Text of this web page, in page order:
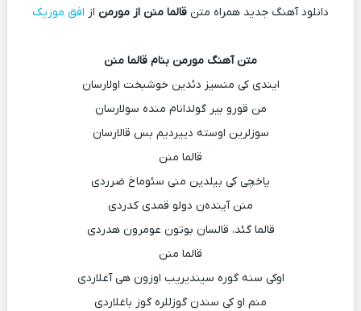
دانلود آهنگ جدید همراه متن قالما منن از مورمن از افق موزیک
متن آهنگ مورمن بنام قالما منن
ایندی کی منسیز دئدین خوشبخت اولارسان
من قورو بیر گولدانام منده سولارسان
سوزلرین اوسته دییردیم بس قالارسان
قالما منن
یاخچی کی بیلدین منی سئوماخ ضرردی
منن آینده‌ن دولو قمدی کدردی
قالما گئد، قالسان بوتون عومرون هدردی
قالما منن
اوکی سنه گوره سیندیریب اوزون هی آغلاردی
منم او کی سندن گوزللره گوز باغلاردی